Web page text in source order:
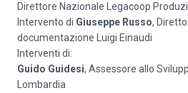
Direttore Nazionale Legacoop
Intervento di Giuseppe Russo,
documentazione Luigi Einaudi
Interventi di:
Guido Guidesi, Assessore allo
Lombardia